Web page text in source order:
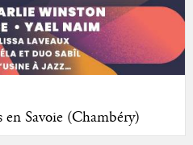
Savoie (Chambéry)